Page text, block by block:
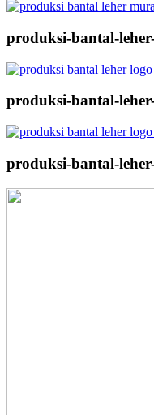
produksi-bantal-
produksi-bantal-
produksi-bantal-